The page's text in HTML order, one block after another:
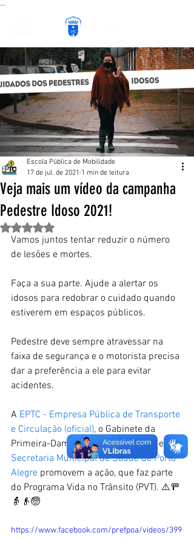
Veja mais um vídeo da campanha
Pedestre Idoso 2021!
Escola Pública de Mobilidade
17 de jul. de 2021 1 min de leitura
Avaliado com NaN de 5 estrelas.
Vamos juntos tentar reduzir o número
de lesões e mortes.
Faça a sua parte. Ajude a alertar os
idosos para redobrar o cuidado quando
estiverem em espaços públicos.
Pedestre deve sempre atravessar na
faixa de segurança e o motorista precisa
dar a preferência a ele para evitar
acidentes.
A EPTC - Empresa Pública de Transporte
e Circulação (oficial), o Gabinete da
Primeira-Dama, Valéria Leopoldino
, e a
Secretaria Municipal de Saúde de Porto
Alegre promovem a ação, que faz parte
do Programa Vida no Trânsito (PVT). ⚠️🚥
👵👴🧓
https://www.facebook.com/prefpoa/videos/399